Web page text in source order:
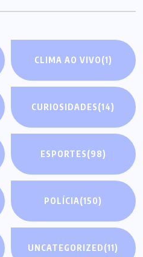
CLIMA AO VIVO(1)
CURIOSIDADES(14)
ESPORTES(98)
POLÍCIA(150)
UNCATEGORIZED(11)